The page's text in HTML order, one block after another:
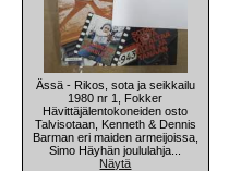
Ässä - Rikos, sota ja seikkailu
1980 nr 1, Fokker
Hävittäjälentokoneiden osto
Talvisotaan, Kenneth & Dennis
Barman eri maiden armeijoissa,
Simo Häyhän joululahja...
Näytä